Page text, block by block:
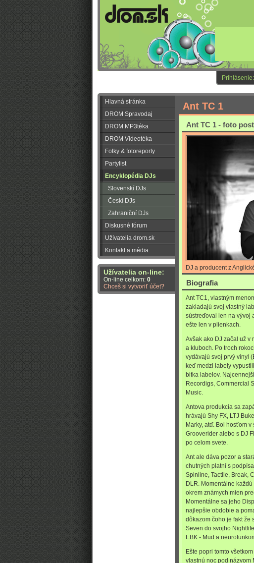
Prihlásenie:
Hlavná stránka
DROM Spravodaj
DROM MP3téka
DROM Videotéka
Fotky & fotoreporty
Partylist
Encyklopédia DJs
Slovenskí DJs
Českí DJs
Zahraniční DJs
Diskusné fórum
Užívatelia drom.sk
Kontakt a média
Užívatelia on-line:
On-line celkom: 0
Chceš si vytvoriť účet?
Ant TC 1
Ant TC 1 - foto
DJ a producent z
Biografia
Ant TC1, vlastným
zakladajú svoj vlastný
sústreďoval len na vývoj
ešte len v plienkach.
Avšak ako DJ začal už v
a kluboch. Po troch
vydávajú svoj prvý vinyl
keď medzi labely
bitka labelov.
Recordigs, Commercial
Music.
Antova produkcia sa
hrávajú Shy FX, LTJ
Marky, atď. Bol hosťom
Grooverider alebo s DJ
po celom svete.
Ant ale dáva pozor a
chutných platní s
Spinline, Tactile, Break,
DLR. Momentálne
okrem známych mien
Momentálne sa jeho
najlepšie obdobie a
dôkazom čoho je fakt že
Seven do svojho
EBK - Mud a
Ešte popri tomto
vlastnú noc pod názvom